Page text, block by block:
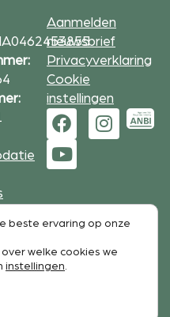
Aanmelden
nieuwsbrief
Privacyverklaring
Cookie
instellingen
beveiligd met
voorwaarden
beste ervaring op onze
welke cookies we
instellingen.